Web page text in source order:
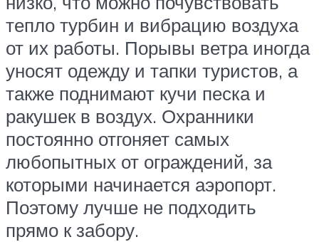
тепло турбин и вибрацию воздуха
от их работы. Порывы ветра иногда
уносят одежду и тапки туристов, а
также поднимают кучи песка и
ракушек в воздух. Охранники
постоянно отгоняет самых
любопытных от ограждений, за
которыми начинается аэропорт.
Поэтому лучше не подходить
прямо к забору.